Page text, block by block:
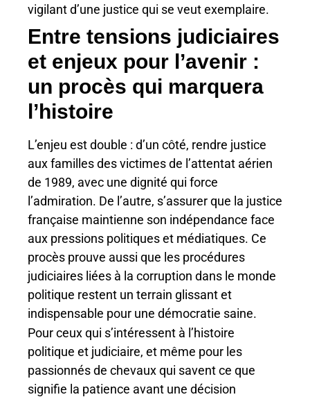
vigilant d’une justice qui se veut exemplaire.
Entre tensions judiciaires
et enjeux pour l’avenir :
un procès qui marquera
l’histoire
L’enjeu est double : d’un côté, rendre justice
aux familles des victimes de l’attentat aérien
de 1989, avec une dignité qui force
l’admiration. De l’autre, s’assurer que la justice
française maintienne son indépendance face
aux pressions politiques et médiatiques. Ce
procès prouve aussi que les procédures
judiciaires liées à la corruption dans le monde
politique restent un terrain glissant et
indispensable pour une démocratie saine.
Pour ceux qui s’intéressent à l’histoire
politique et judiciaire, et même pour les
passionnés de chevaux qui savent ce que
signifie la patience avant une décision